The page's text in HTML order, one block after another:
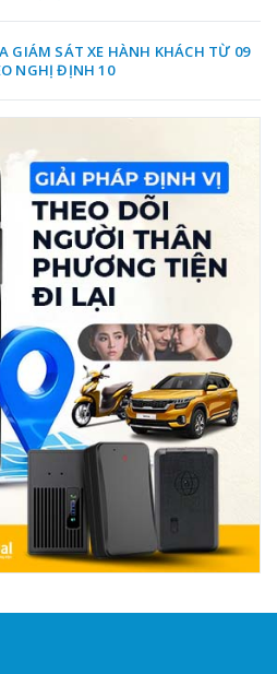
GIÁM SÁT XE HÀNH KHÁCH TỪ 09
NGHỊ ĐỊNH 10